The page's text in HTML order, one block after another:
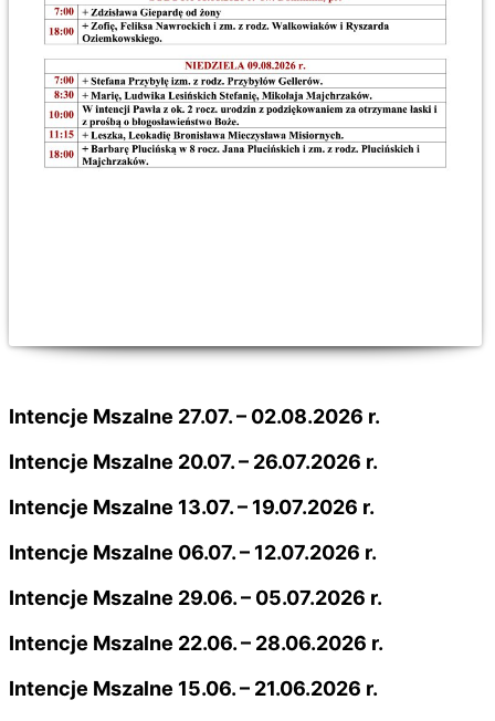
Intencje Mszalne 27.07. – 02.08.2026 r.
Intencje Mszalne 20.07. – 26.07.2026 r.
Intencje Mszalne 13.07. – 19.07.2026 r.
Intencje Mszalne 06.07. – 12.07.2026 r.
Intencje Mszalne 29.06. – 05.07.2026 r.
Intencje Mszalne 22.06. – 28.06.2026 r.
Intencje Mszalne 15.06. – 21.06.2026 r.